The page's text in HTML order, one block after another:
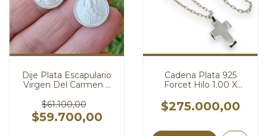
Dije Plata Escapulario
Virgen Del Carmen Y
mm cod4805
$61.100,00
$59.700,00
Cadena Plata 925
Forcet Hilo 1.00 X
Maciza cod4815
$275.000,00